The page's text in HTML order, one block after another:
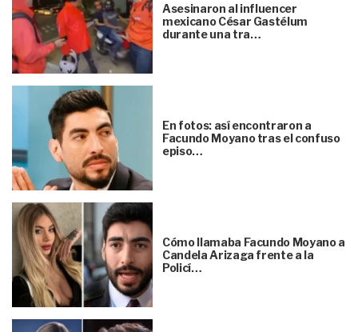
Asesinaron al influencer
mexicano César Gastélum
durante una tra…
En fotos: así encontraron a
Facundo Moyano tras el confuso
episo…
Cómo llamaba Facundo Moyano a
Candela Arizaga frente a la
Policí…